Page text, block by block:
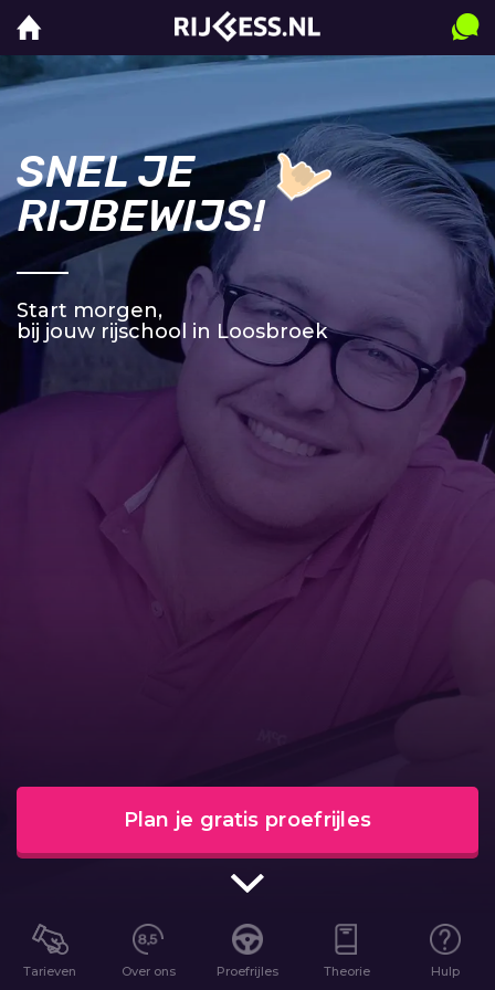
SNEL JE
RIJBEWIJS!
Start morgen,
bij jouw rijschool in Loosbroek
Plan je gratis proefrijles
Tarieven Over ons Proefrijles Theorie Hulp